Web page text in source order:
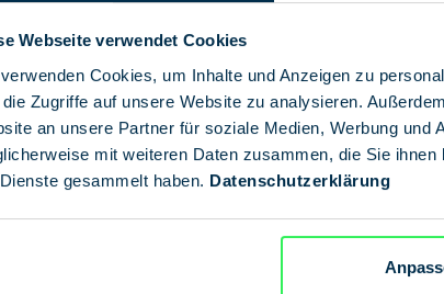
Webseite verwendet Cookies
Cookies, um Inhalte und Anzeigen zu
die Zugriffe auf unsere Website zu analysieren.
an unsere Partner für soziale Medien, Werbung
mit weiteren Daten zusammen, die Sie
gesammelt haben. Datenschutzerklärung